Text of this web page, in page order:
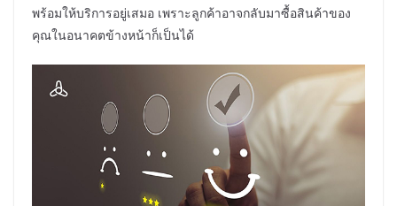
พร้อมให้บริการอยู่เสมอ เพราะลูกค้าอาจกลับมาซื้อสินค้าของ
คุณในอนาคตข้างหน้าก็เป็นได้